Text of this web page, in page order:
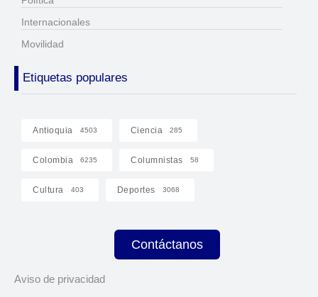
Internacionales
Movilidad
Etiquetas populares
Antioquia 4503 Ciencia 285
Colombia 6235 Columnistas 58
Cultura 403 Deportes 3068
Contáctanos
Aviso de privacidad